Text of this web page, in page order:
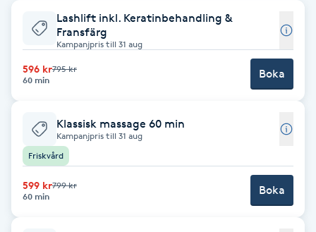
Babylights
Balayage
Bambumassage
Barber
Barnklippning
BIAB
Lashlift inkl. Keratinbehandling &
Fransfärg
Kampanjpris till 31 aug
596 kr795 kr
60 min
Boka
Klassisk massage 60 min
Kampanjpris till 31 aug
Friskvård
599 kr799 kr
60 min
Boka